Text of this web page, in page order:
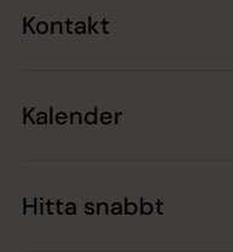
Kontakt
Kalender
Hitta snabbt